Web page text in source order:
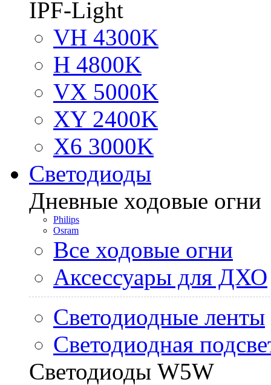
IPF-Light
VH 4300K
H 4800K
VX 5000K
XY 2400K
X6 3000K
Светодиоды
Дневные ходовые огни
Philips
Osram
Все ходовые огни
Аксессуары для ДХО
Светодиодные ленты
Светодиодная
Светодиоды W5W